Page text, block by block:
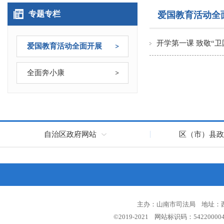
专题专栏
爱国教育活动全面开展
全面奔小康
爱国教育活动全
开学第一课 致敬“
自治区政府网站 区（市）县
主办：山南市司法局 地址：
©2019-2021 网站标识码：